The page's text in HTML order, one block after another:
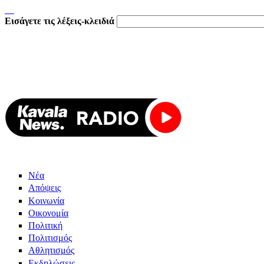
Εισάγετε τις λέξεις-κλειδιά
Νέα
Απόψεις
Κοινωνία
Οικονομία
Πολιτική
Πολιτισμός
Αθλητισμός